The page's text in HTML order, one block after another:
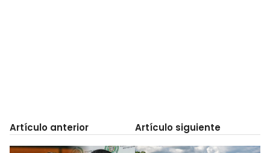
Artículo anterior Artículo siguiente